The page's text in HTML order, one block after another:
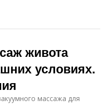
живота
условиях.
массажа для